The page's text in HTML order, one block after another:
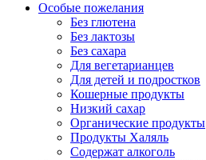
Особые пожелания
Без глютена
Без лактозы
Без сахара
Для вегетарианцев
Для детей и подростков
Кошерные продукты
Низкий сахар
Органические продукты
Продукты Халяль
Содержат алкоголь